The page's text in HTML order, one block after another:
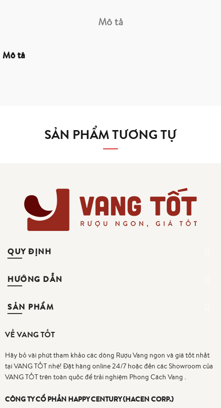
Mô tả
Mô tả
SẢN PHẨM TƯƠNG TỰ
QUY ĐỊNH
HƯỚNG DẪN
SẢN PHẨM
VỀ VANG TỐT
Hãy bỏ vài phút tham khảo các dòng Rượu Vang ngon và giá tốt nhất
tại VANG TỐT nhé! Đặt hàng online 24/7 hoặc đến các Showroom của
VANG TỐT trên toàn quốc để trải nghiệm Phong Cách Vang .
CÔNG TY CỔ PHẦN HAPPY CENTURY (HACEN CORP.)